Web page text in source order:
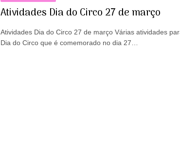
Atividades Dia do Circo 27 de março
Atividades Dia do Circo 27 de março Várias atividades
Dia do Circo que é comemorado no dia 27…